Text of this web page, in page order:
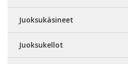
Juoksukäsineet
Juoksukellot